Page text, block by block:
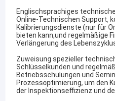
Englischsprachiges
Online-Technischen Support,
Kalibrierungsdienste (nur für
bieten kann,und regelmäßige
Verlängerung des
Zuweisung spezieller
Schlüsselkunden und
Betriebsschulungen und
Prozessoptimierung, um den
der Inspektionseffizienz und